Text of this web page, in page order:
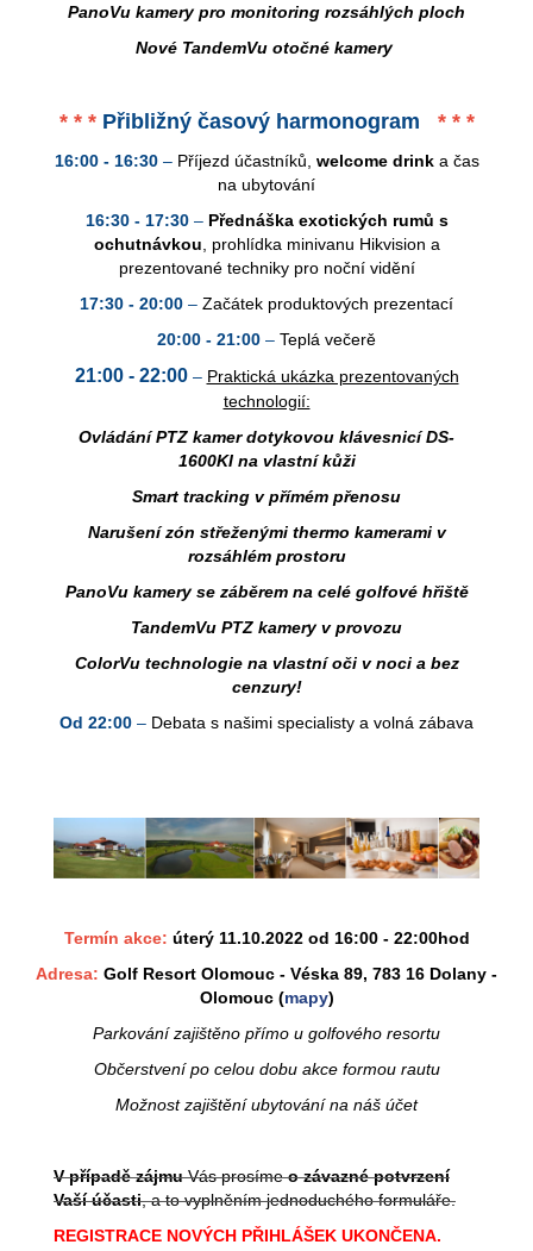
PanoVu kamery pro monitoring rozsáhlých ploch
Nové TandemVu otočné kamery
* * * Přibližný časový harmonogram * * *
16:00 - 16:30–Příjezd účastníků, welcome drinka čas
na ubytování
16:30 - 17:30– Přednáška exotických rumů s
ochutnávkou , prohlídka minivanu Hikvision a
prezentované techniky pro noční vidění
17:30 - 20:00 – Začátek produktových prezentací
20:00 - 21:00 – Teplá večerě
21:00 - 22:00– Praktická ukázka prezentovaných
technologií:
Ovládání PTZ kamer dotykovou klávesnicí DS-
1600KI na vlastní kůži
Smart tracking v přímém přenosu
Narušení zón střeženými thermo kamerami v
rozsáhlém prostoru
PanoVu kamery se záběrem na celé golfové hřiště
TandemVu PTZ kamery v provozu
ColorVu technologie na vlastní oči v noci a bez
cenzury!
Od 22:00 – Debata s našimi specialisty a volná zábava
Termín akce: úterý 11.10.2022 od 16:00 - 22:00hod
Adresa: Golf Resort Olomouc - Véska 89, 783 16 Dolany -
Olomouc (mapy)
Parkování zajištěno přímo u golfového resortu
Občerstvení po celou dobu akce formou rautu
Možnost zajištění ubytování na náš účet
V případě zájmuVás prosímeo závazné potvrzení
Vaší účasti, a to vyplněním jednoduchého formuláře.
REGISTRACE NOVÝCH PŘIHLÁŠEK UKONČENA.